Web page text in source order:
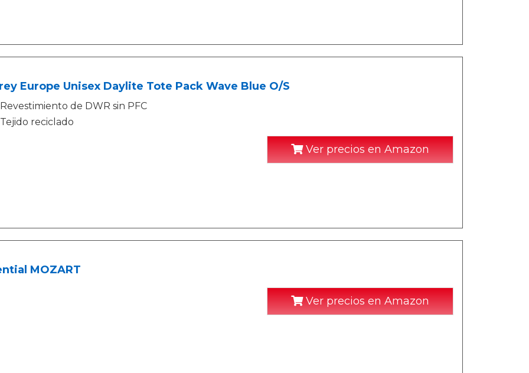
Europe Unisex Daylite Tote Pack Wave Blue O/S
Revestimiento de DWR sin PFC
Tejido reciclado
Ver precios en Amazon
MOZART
Ver precios en Amazon